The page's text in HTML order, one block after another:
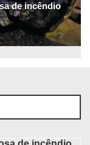
de incêndio